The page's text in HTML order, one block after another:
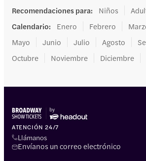
Recomendaciones para: Niños
Calendario: Enero Febrero
Mayo
Junio Julio Agosto
Octubre
Noviembre Diciembre
ATENCIÓN 24/7
Llámanos
Envíanos un correo electrónico